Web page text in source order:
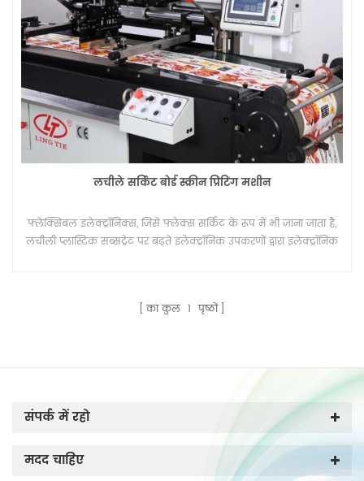
लचीले सर्किट बोर्ड स्क्रीन प्रिंटिंग मशीन
फ्लेक्सिबल इलेक्ट्रॉनिक्स, जिसे फ्लेक्स सर्किट के रूप में भी जाना जाता है,
लचीली प्लास्टिक सब्सट्रेट पर बढ़ते इलेक्ट्रॉनिक उपकरणों द्वारा इलेक्ट्रॉनिक
का कुल 1 पृष्ठों
संपर्क में रहो
मदद चाहिए